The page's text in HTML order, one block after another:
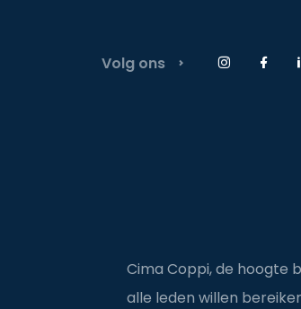
Volg ons Instagram
Cima Coppi, de hoogte
alle leden willen